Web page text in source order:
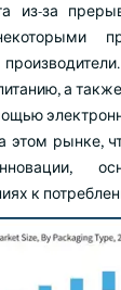
из-за
а
этом рынке,
к